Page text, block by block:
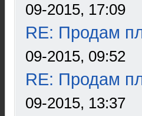
09-2015, 17:09
RE: Продам
09-2015, 09:52
RE: Продам
09-2015, 13:37